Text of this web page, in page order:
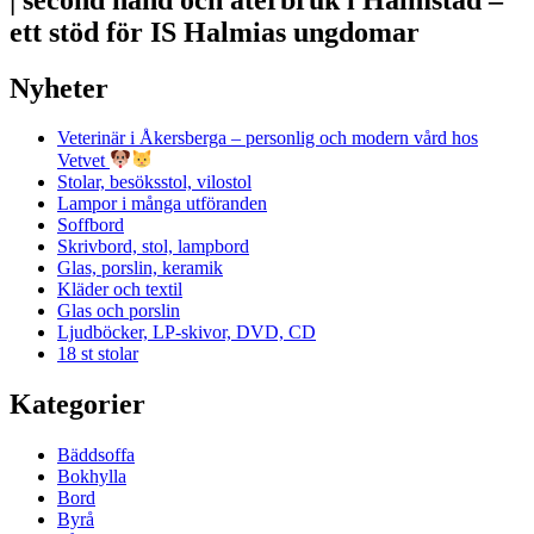
ett stöd för IS Halmias ungdomar
Nyheter
Veterinär i Åkersberga – personlig och modern vård hos
Vetvet
Stolar, besöksstol, vilostol
Lampor i många utföranden
Soffbord
Skrivbord, stol, lampbord
Glas, porslin, keramik
Kläder och textil
Glas och porslin
Ljudböcker, LP-skivor, DVD, CD
18 st stolar
Kategorier
Bäddsoffa
Bokhylla
Bord
Byrå